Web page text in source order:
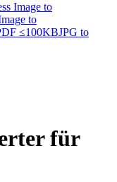
Image to
to
≤100KBJPG to
für